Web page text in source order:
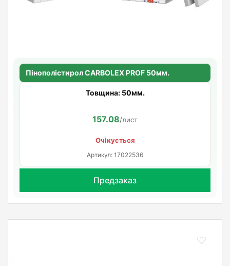
Пінополістирол CARBOLEX PROF 50мм.
Товщина: 50мм.
157.08/лист
Очікується
Артикул: 17022536
Предзаказ